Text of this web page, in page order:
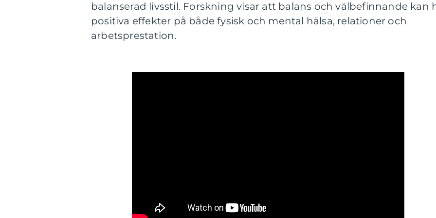
balanserad livsstil. Forskning visar att balans och välbefinnande kan
positiva effekter på både fysisk och mental hälsa, relationer och
arbetsprestation.